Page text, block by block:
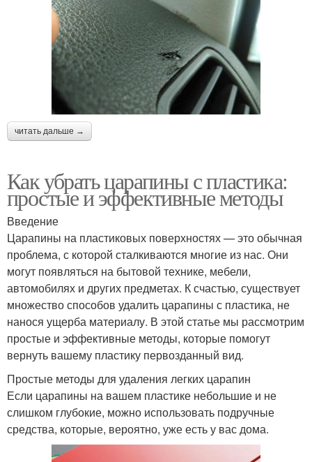
читать дальше →
Как убрать царапины с пластика:
простые и эффективные методы
Введение
Царапины на пластиковых поверхностях — это обычная
проблема, с которой сталкиваются многие из нас. Они
могут появляться на бытовой технике, мебели,
автомобилях и других предметах. К счастью, существует
множество способов удалить царапины с пластика, не
нанося ущерба материалу. В этой статье мы рассмотрим
простые и эффективные методы, которые помогут
вернуть вашему пластику первозданный вид.
Простые методы для удаления легких царапин
Если царапины на вашем пластике небольшие и не
слишком глубокие, можно использовать подручные
средства, которые, вероятно, уже есть у вас дома.